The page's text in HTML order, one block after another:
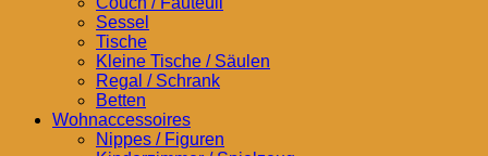
Sessel
Tische
Kleine Tische / Säulen
Regal / Schrank
Betten
Wohnaccessoires
Nippes / Figuren